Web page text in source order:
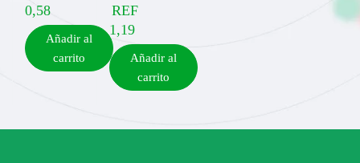
0,58
Añadir al
carrito
REF
1,19
Añadir al
carrito